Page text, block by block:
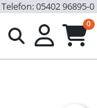
Telefon: 05402 96895-0
0